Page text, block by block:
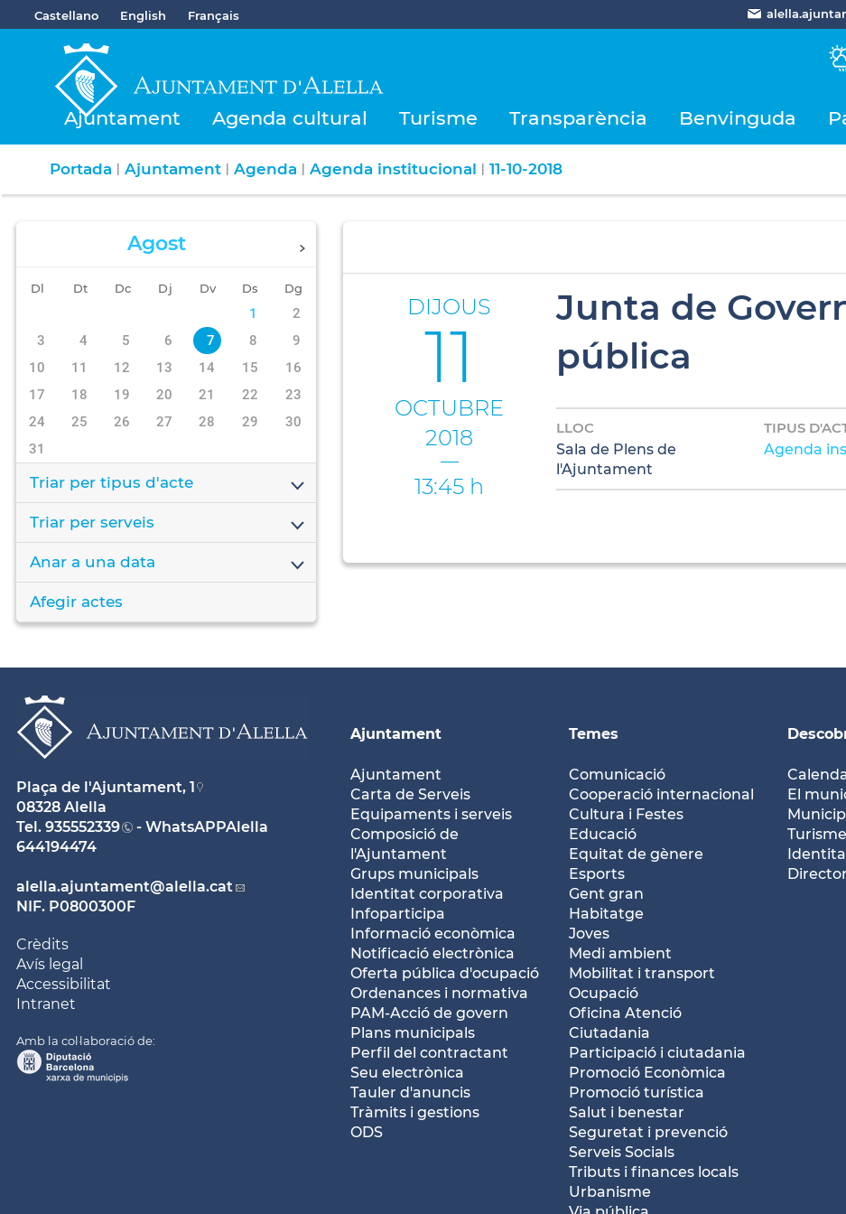
Castellano English Français
Ajuntament Agenda cultural Turisme Transparència Benvinguda
Portada | Ajuntament | Agenda | Agenda institucional | 11-10-2018
Agost
Dl Dt Dc Dj Dv Ds Dg
1
2
3
4 5 6 7 8
9
10
11 12 13 14 15
16
17
18 19 20 21 22
23
24
25 26 27 28 29
30
31
Triar per tipus d'acte
Triar per serveis
Anar a una data
Afegir actes
DIJOUS
11
OCTUBRE
2018
13:45 h
Junta de
pública
LLOC
Sala de Plens de
l'Ajuntament
TIPUS
Agenda
Ajuntament
Ajuntament
Carta de Serveis
Equipaments i serveis
Composició de
l'Ajuntament
Grups municipals
Identitat corporativa
Infoparticipa
Informació econòmica
Notificació electrònica
Oferta pública d'ocupació
Ordenances i normativa
PAM-Acció de govern
Plans municipals
Perfil del contractant
Seu electrònica
Tauler d'anuncis
Tràmits i gestions
ODS
Temes
Comunicació
Cooperació internacional
Cultura i Festes
Educació
Equitat de gènere
Esports
Gent gran
Habitatge
Joves
Medi ambient
Mobilitat i transport
Ocupació
Oficina Atenció
Ciutadania
Participació i ciutadania
Promoció Econòmica
Promoció turística
Salut i benestar
Seguretat i prevenció
Serveis Socials
Tributs i finances locals
Urbanisme
El
Turisme
Plaça de l'Ajuntament, 1
08328 Alella
Tel. 935552339
- WhatsAPPAlella
644194474
alella.ajuntament@alella.cat
NIF. P0800300F
Crèdits
Avís legal
Accessibilitat
Intranet
Amb la col·laboració de: